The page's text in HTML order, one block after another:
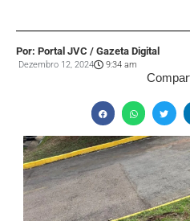
Por: Portal JVC / Gazeta Digital
Dezembro 12, 2024 9:34 am